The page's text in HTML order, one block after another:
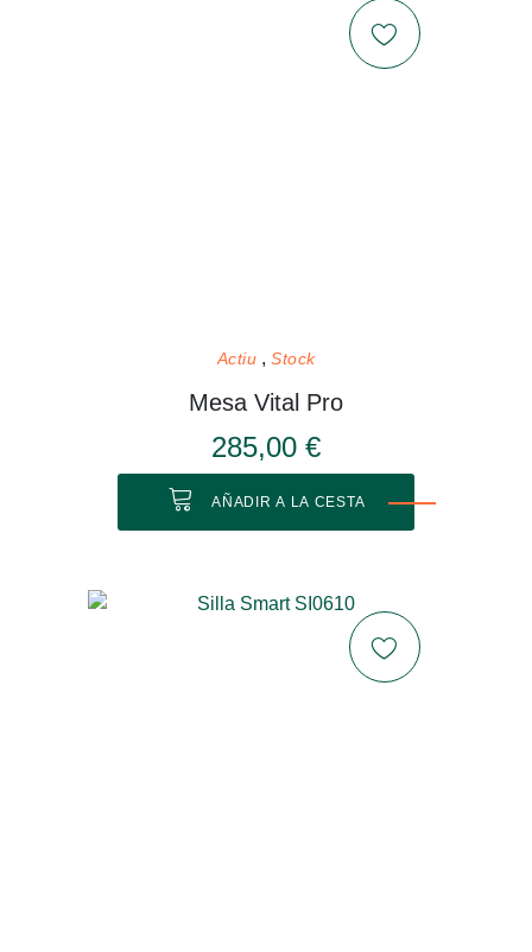
Actiu Stock
Mesa Vital Pro
285,00 €
AÑADIR A LA CESTA